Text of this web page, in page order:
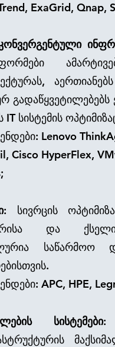
ExaGrid, Qnap,
IT სისტემის
Lenovo
Cisco
: სივრცის
და
საწარმოო
APC, HPE,
სისტემები: